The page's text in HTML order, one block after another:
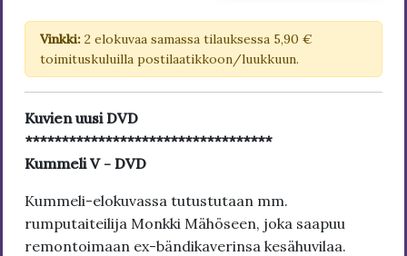
Vinkki: 2 elokuvaa samassa tilauksessa 5,90 €
toimituskuluilla postilaatikkoon/luukkuun.
Kuvien uusi DVD
**********************************
Kummeli V - DVD
Kummeli-elokuvassa tutustutaan mm.
rumputaiteilija Monkki Mähöseen, joka saapuu
remontoimaan ex-bändikaverinsa kesähuvilaa.